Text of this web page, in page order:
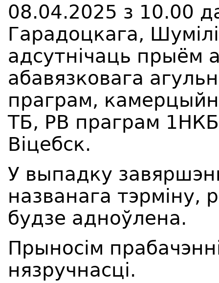
08.04.2025 з 10.00
Гарадоцкага,
адсутнічаць прыём
абавязковага
праграм,
ТБ, РВ праграм
Віцебск.
У выпадку
названага тэрміну,
будзе адноўлена.
Прыносім
нязручнасці.